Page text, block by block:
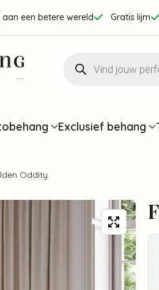
aan een betere wereld Gratis lijm
zoeken
Exclusief behang
Oddity